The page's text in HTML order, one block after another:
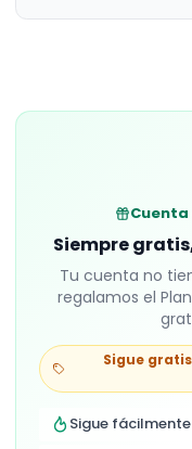
Siempre
Tu cuenta no
regalamos el
Sigue
Sigue